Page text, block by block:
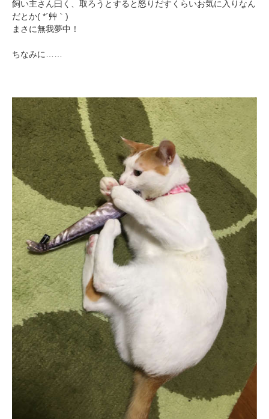
飼い主さん曰く、取ろうとすると怒りだすくらいお気に入りなん
だとか( *´艸｀)
まさに無我夢中！
ちなみに……